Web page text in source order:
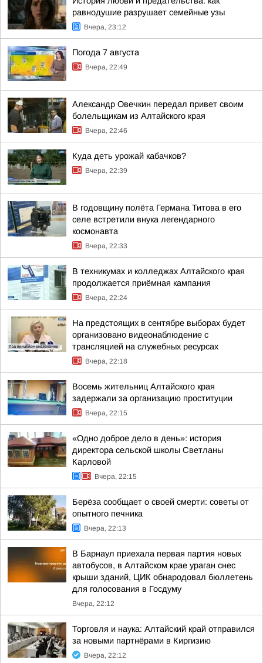
равнодушие разрушает семейные узы
Вчера, 23:12
Погода 7 августа
Вчера, 22:49
Александр Овечкин передал привет своим
болельщикам из Алтайского края
Вчера, 22:46
Куда деть урожай кабачков?
Вчера, 22:39
В годовщину полёта Германа Титова в его
селе встретили внука легендарного
космонавта
Вчера, 22:33
В техникумах и колледжах Алтайского края
продолжается приёмная кампания
Вчера, 22:24
На предстоящих в сентябре выборах будет
организовано видеонаблюдение с
трансляцией на служебных ресурсах
Вчера, 22:18
Восемь жительниц Алтайского края
задержали за организацию проституции
Вчера, 22:15
«Одно доброе дело в день»: история
директора сельской школы Светланы
Карловой
Вчера, 22:15
Берёза сообщает о своей смерти: советы от
опытного печника
Вчера, 22:13
В Барнаул приехала первая партия новых
автобусов, в Алтайском крае ураган снес
крыши зданий, ЦИК обнародовал бюллетень
для голосования в Госдуму
Вчера, 22:12
Торговля и наука: Алтайский край отправился
за новыми партнёрами в Киргизию
Вчера, 22:12